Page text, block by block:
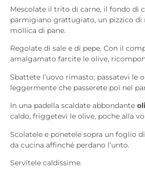
Mescolate il trito di carne, il fondo di
parmigiano grattugiato, un pizzico di
mollica di pane.
Regolate di sale e di pepe. Con il
amalgamato farcite le olive,
Sbattete l’uovo rimasto; passatevi le
leggermente che passerete poi nel
In una padella scaldate abbondante
caldo, friggetevi le olive, poche alla
Scolatele e ponetele sopra un foglio
da cucina affinché perdano l’unto.
Servitele caldissime.